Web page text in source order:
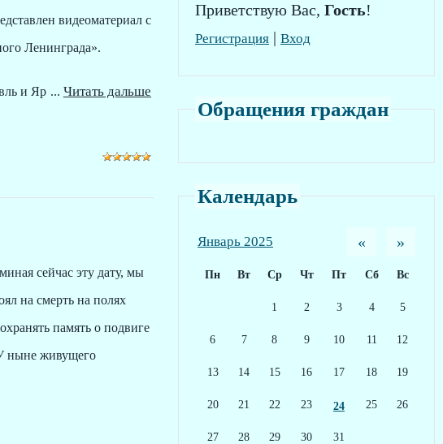
видеоматериал с
Ленинграда».
и Яр ... Читать дальше
сейчас эту дату, мы
на смерть на полях
память о подвиге
ныне живущего
Приветствую Вас, Гость!
Регистрация | Вход
Обращения граждан
Календарь
«
Январь 2025 »
Пн Вт Ср Чт Пт Сб Вс
1 2 3 4 5
6 7 8 9 10 11 12
13 14 15 16 17 18 19
20 21 22 23 24 25 26
27 28 29 30 31